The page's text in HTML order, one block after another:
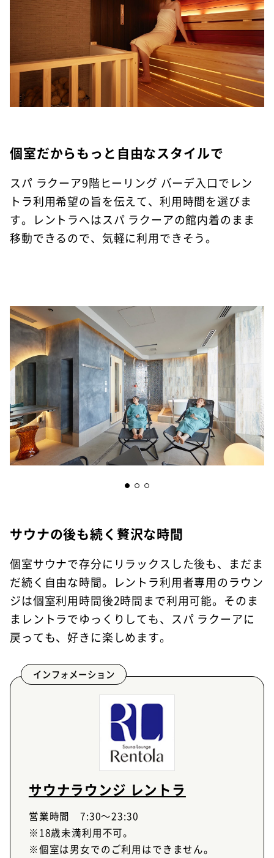
個室だからもっと自由なスタイルで
スパ ラクーア9階ヒーリング バーデ入口でレン
トラ利用希望の旨を伝えて、利用時間を選びま
す。レントラへはスパ ラクーアの館内着のまま
移動できるので、気軽に利用できそう。
サウナの後も続く贅沢な時間
個室サウナで存分にリラックスした後も、まだま
だ続く自由な時間。レントラ利用者専用のラウン
ジは個室利用時間後2時間まで利用可能。そのま
まレントラでゆっくりしても、スパ ラクーアに
戻っても、好きに楽しめます。
インフォメーション
サウナラウンジ レントラ
営業時間 7:30～23:30
※18歳未満利用不可。
※個室は男女でのご利用はできません。